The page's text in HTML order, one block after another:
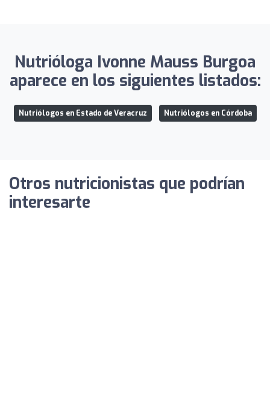
Nutrióloga Ivonne Mauss Burgoa
aparece en los siguientes listados:
Nutriólogos en Estado de Veracruz Nutriólogos en Córdoba
Otros nutricionistas que podrían
interesarte